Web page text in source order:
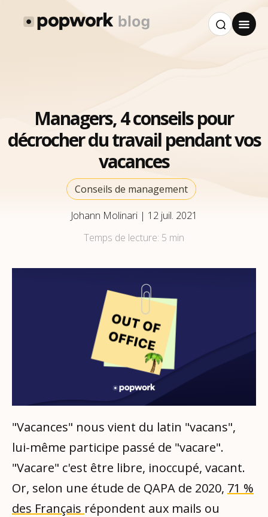
Managers, 4 conseils pour
décrocher du travail pendant vos
vacances
Conseils de management
Johann Molinari | 12 juil. 2021
Temps de lecture: 5 min
"Vacances" nous vient du latin "vacans",
lui-même participe passé de "vacare".
"Vacare" c'est être libre, inoccupé, vacant.
Or, selon une étude de QAPA de 2020, 71 %
des Français répondent aux mails ou